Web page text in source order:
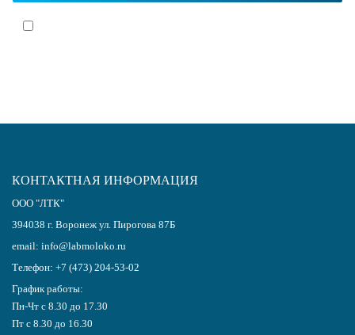
КОНТАКТНАЯ ИНФОРМАЦИЯ
ООО "ЛТК"
394038 г. Воронеж ул. Пирогова 87Б
email: info@labmoloko.ru
Телефон: +7 (473) 204-53-02
График работы:
Пн-Чт с 8.30 до 17.30
Пт с 8.30 до 16.30